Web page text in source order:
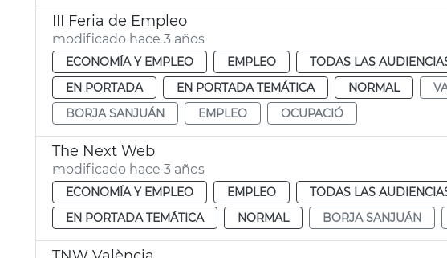
III Feria de Empleo
modificado hace 3 años
ECONOMÍA Y EMPLEO EMPLEO TODAS LAS
EN PORTADA
EN PORTADA TEMÁTICA NORMAL
BORJA SANJUÁN
EMPLEO OCUPACIÓ
The Next Web
modificado hace 3 años
ECONOMÍA Y EMPLEO EMPLEO TODAS LAS
EN PORTADA TEMÁTICA
NORMAL BORJA SANJUÁN